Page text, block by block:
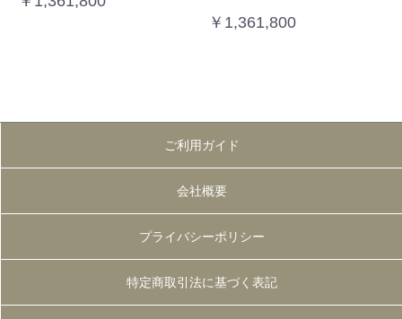
￥1,361,800
ご利用ガイド
会社概要
プライバシーポリシー
特定商取引法に基づく表記